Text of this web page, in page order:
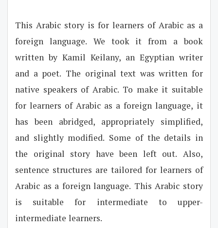
This Arabic story is for learners of Arabic as a
foreign language. We took it from a book
written by Kamil Keilany, an Egyptian writer
and a poet. The original text was written for
native speakers of Arabic. To make it suitable
for learners of Arabic as a foreign language, it
has been abridged, appropriately simplified,
and slightly modified. Some of the details in
the original story have been left out. Also,
sentence structures are tailored for learners of
Arabic as a foreign language. This Arabic story
is suitable for intermediate to upper-
intermediate learners.